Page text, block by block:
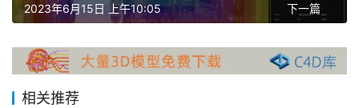
插
F
C
下一篇
2023年6月15日 上午10:05
相关推荐